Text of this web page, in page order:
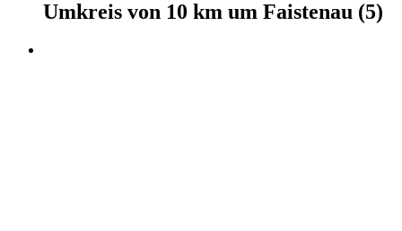
Umkreis von 10 km um Faistenau (5)